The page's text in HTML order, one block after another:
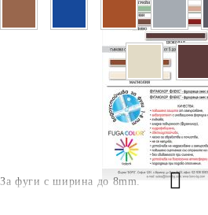
За фуги с ширина до 8mm.